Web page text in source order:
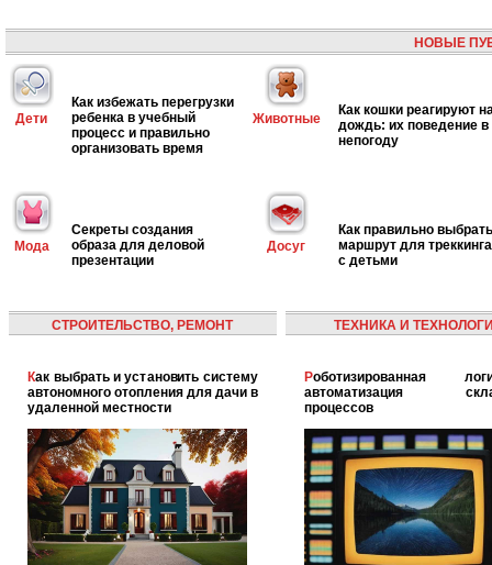
НОВЫЕ
Дети
Как избежать перегрузки
ребенка в учебный
процесс и правильно
организовать время
Животные
Как кошки реагируют
дождь: их поведение в
непогоду
Мода
Секреты создания
образа для деловой
презентации
Досуг
Как правильно выбрать
маршрут для треккинга
с детьми
СТРОИТЕЛЬСТВО, РЕМОНТ
Как выбрать и установить систему
автономного отопления для дачи в
удаленной местности
ТЕХНИКА И
Роботизированная логистика:
автоматизация
процессов